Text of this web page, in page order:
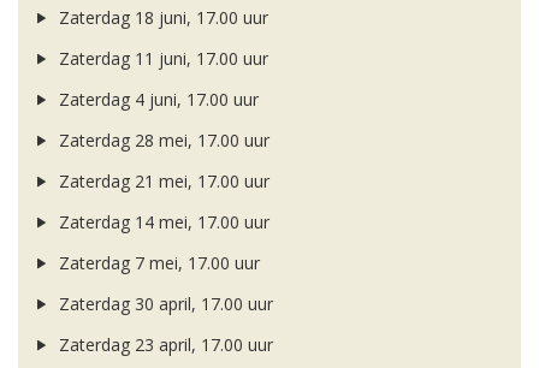
Zaterdag 18 juni, 17.00 uur
Zaterdag 11 juni, 17.00 uur
Zaterdag 4 juni, 17.00 uur
Zaterdag 28 mei, 17.00 uur
Zaterdag 21 mei, 17.00 uur
Zaterdag 14 mei, 17.00 uur
Zaterdag 7 mei, 17.00 uur
Zaterdag 30 april, 17.00 uur
Zaterdag 23 april, 17.00 uur